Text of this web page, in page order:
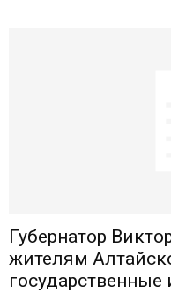
Губернатор
жителям